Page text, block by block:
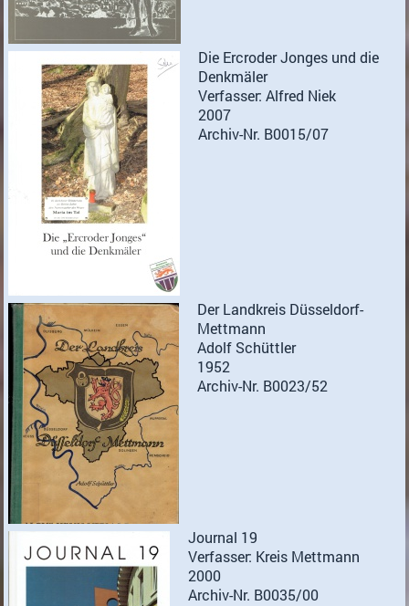
Die Ercroder Jonges und die
Denkmäler
Verfasser: Alfred Niek
2007
Archiv-Nr. B0015/07
Der Landkreis Düsseldorf-
Mettmann
Adolf Schüttler
1952
Archiv-Nr. B0023/52
Journal 19
Verfasser: Kreis Mettmann
2000
Archiv-Nr. B0035/00